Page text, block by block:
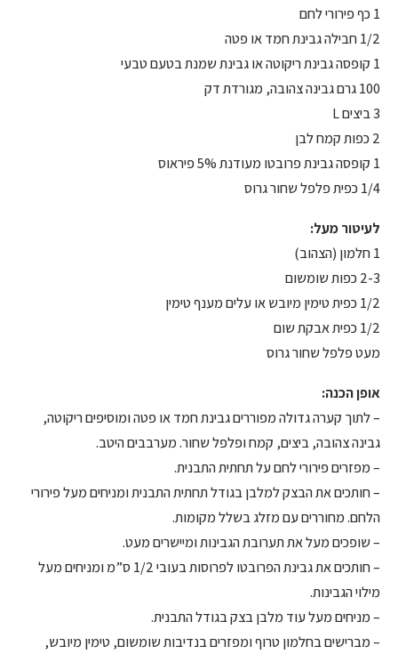
1 כף פירורי לחם
1/2 חבילה גבינת חמד או פטה
1 קופסה גבינת ריקוטה או גבינת שמנת בטעם טבעי
100 גרם גבינה צהובה, מגורדת דק
3 ביצים L
2 כפות קמח לבן
1 קופסה גבינת פרובטו מעודנת 5% פיראוס
1/4 כפית פלפל שחור גרוס
לעיטור מעל:
1 חלמון (הצהוב)
2-3 כפות שומשום
1/2 כפית טימין מיובש או עלים מענף טימין
1/2 כפית אבקת שום
מעט פלפל שחור גרוס
אופן הכנה:
– לתוך קערה גדולה מפוררים גבינת חמד או פטה ומוסיפים ריקוטה,
גבינה צהובה, ביצים, קמח ופלפל שחור. מערבבים היטב.
– מפזרים פירורי לחם על תחתית התבנית.
– חותכים את הבצק למלבן בגודל תחתית התבנית ומניחים מעל פירורי
הלחם. מחוררים עם מזלג בשלל מקומות.
– שופכים מעל את תערובת הגבינות ומיישרים מעט.
– חותכים את גבינת הפרובטו לפרוסות בעובי 1/2 ס”מ ומניחים מעל
מילוי הגבינות.
– מניחים מעל עוד מלבן בצק בגודל התבנית.
– מברישים בחלמון טרוף ומפזרים בנדיבות שומשום, טימין מיובש,